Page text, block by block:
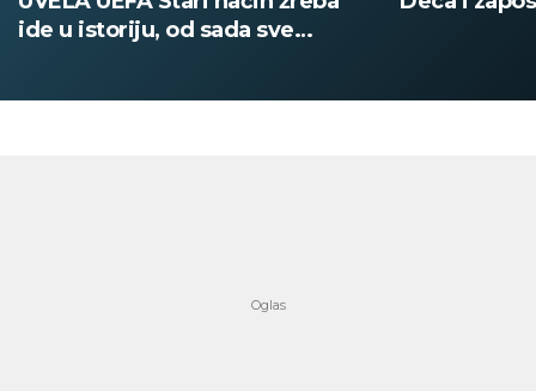
ide u istoriju, od sada sve